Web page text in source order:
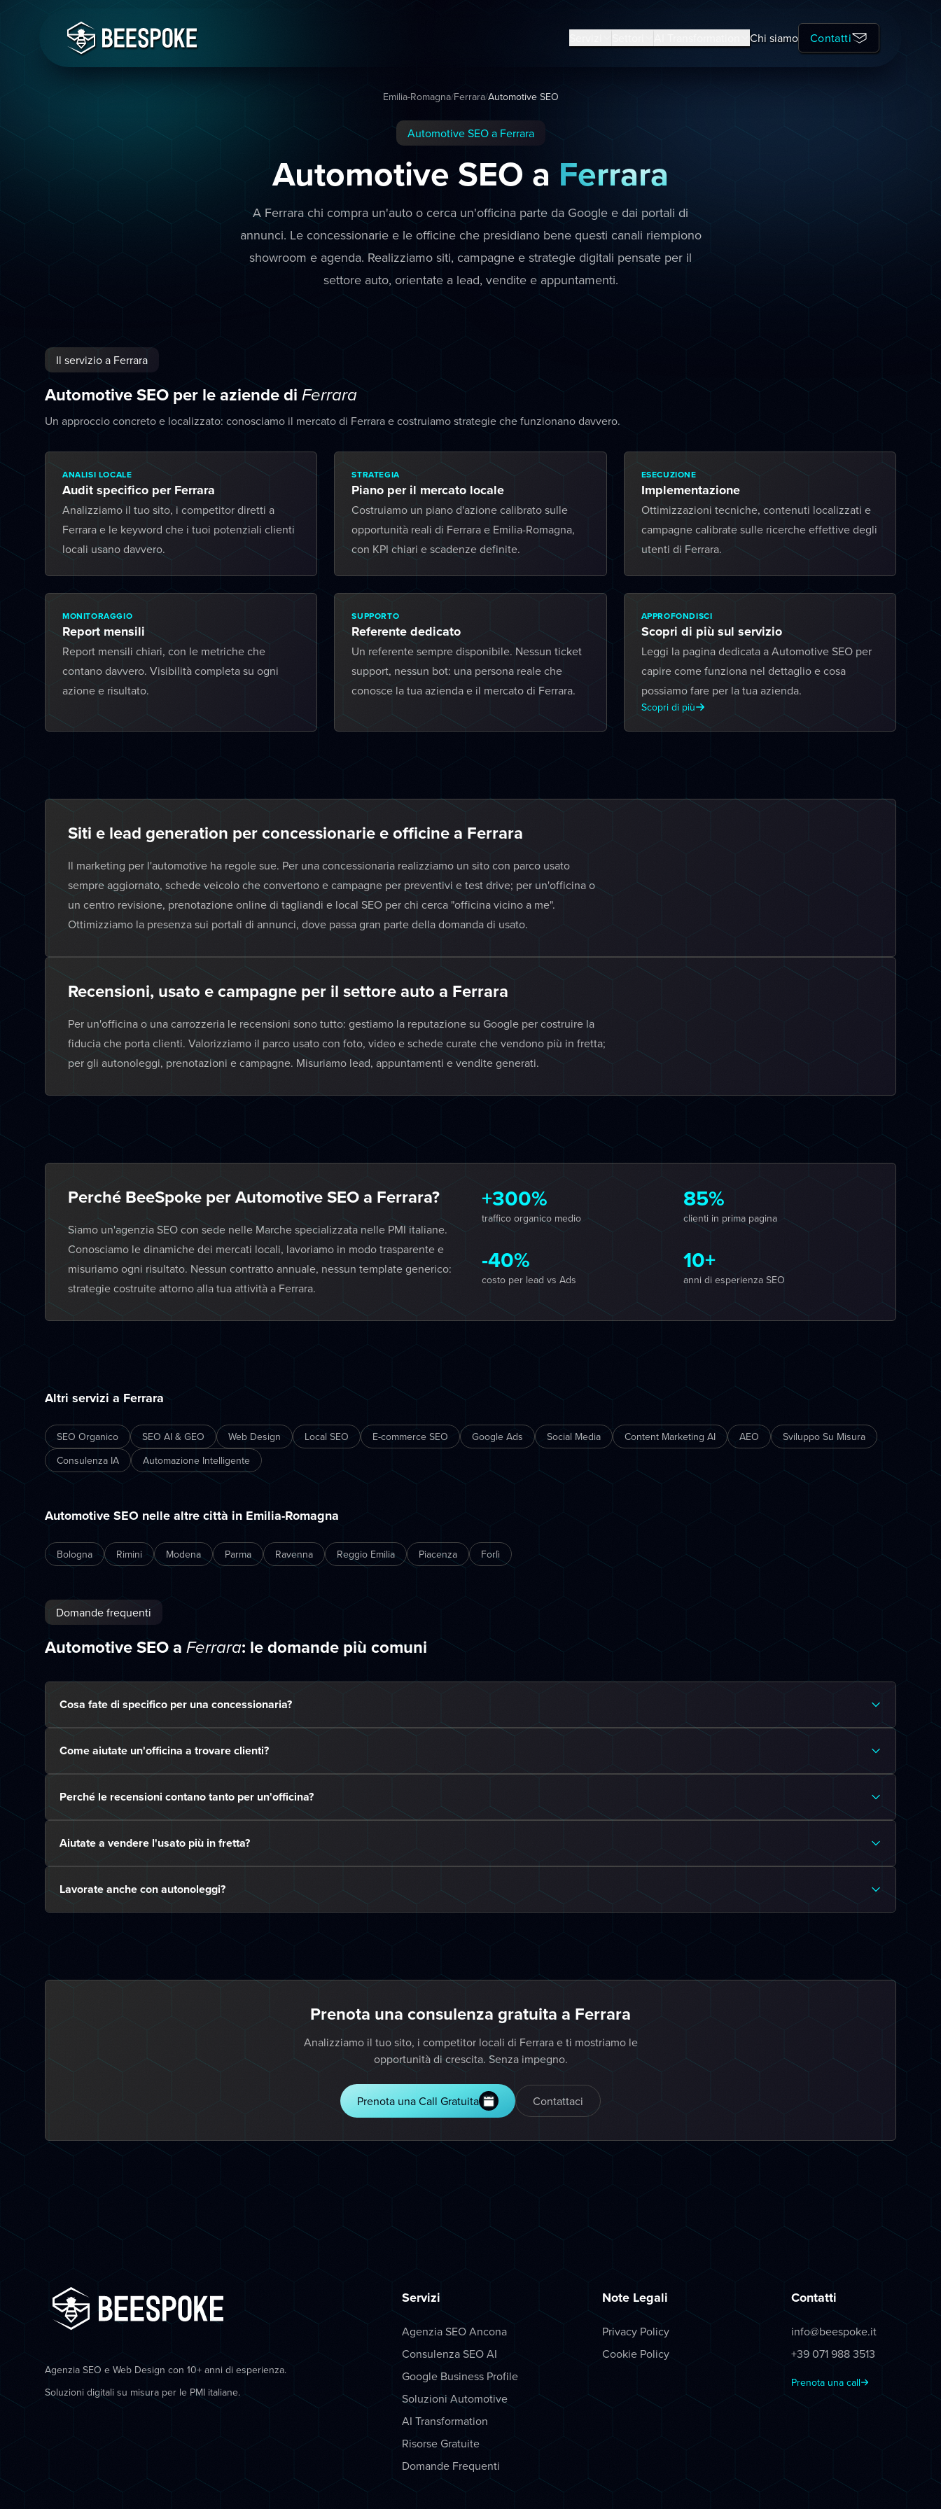
Chi siamo Contatti
Emilia-Romagna/Ferrara/Automotive SEO
Automotive SEO a Ferrara
Automotive SEO a Ferrara
A Ferrara chi compra un'auto o cerca un'officina parte da Google e dai portali di
annunci. Le concessionarie e le officine che presidiano bene questi canali riempiono
showroom e agenda. Realizziamo siti, campagne e strategie digitali pensate per il
settore auto, orientate a lead, vendite e appuntamenti.
Il servizio a Ferrara
Automotive SEO per le aziende di Ferrara
Un approccio concreto e localizzato: conosciamo il mercato di Ferrara e costruiamo strategie che funzionano davvero.
ANALISI LOCALE
Audit specifico per Ferrara
Analizziamo il tuo sito, i competitor diretti a
Ferrara e le keyword che i tuoi potenziali clienti
locali usano davvero.
STRATEGIA
Piano per il mercato locale
Costruiamo un piano d'azione calibrato sulle
opportunità reali di Ferrara e Emilia-Romagna,
con KPI chiari e scadenze definite.
ESECUZIONE
Implementazione
Ottimizzazioni tecniche, contenuti localizzati e
campagne calibrate sulle ricerche effettive degli
utenti di Ferrara.
MONITORAGGIO
Report mensili
Report mensili chiari, con le metriche che
contano davvero. Visibilità completa su ogni
azione e risultato.
SUPPORTO
Referente dedicato
Un referente sempre disponibile. Nessun ticket
support, nessun bot: una persona reale che
conosce la tua azienda e il mercato di Ferrara.
APPROFONDISCI
Scopri di più sul servizio
Leggi la pagina dedicata a Automotive SEO per
capire come funziona nel dettaglio e cosa
possiamo fare per la tua azienda.
Scopri di più
Siti e lead generation per concessionarie e officine a Ferrara
Il marketing per l'automotive ha regole sue. Per una concessionaria realizziamo un sito con parco usato
sempre aggiornato, schede veicolo che convertono e campagne per preventivi e test drive; per un'officina o
un centro revisione, prenotazione online di tagliandi e local SEO per chi cerca "officina vicino a me".
Ottimizziamo la presenza sui portali di annunci, dove passa gran parte della domanda di usato.
Recensioni, usato e campagne per il settore auto a Ferrara
Per un'officina o una carrozzeria le recensioni sono tutto: gestiamo la reputazione su Google per costruire la
fiducia che porta clienti. Valorizziamo il parco usato con foto, video e schede curate che vendono più in fretta;
per gli autonoleggi, prenotazioni e campagne. Misuriamo lead, appuntamenti e vendite generati.
Perché BeeSpoke per Automotive SEO a Ferrara?
Siamo un'agenzia SEO con sede nelle Marche specializzata nelle PMI italiane.
Conosciamo le dinamiche dei mercati locali, lavoriamo in modo trasparente e
misuriamo ogni risultato. Nessun contratto annuale, nessun template generico:
strategie costruite attorno alla tua attività a Ferrara.
+300%
traffico organico medio
85%
clienti in prima pagina
-40%
costo per lead vs Ads
10+
anni di esperienza SEO
Altri servizi a Ferrara
SEO Organico SEO AI & GEO Web Design Local SEO E-commerce SEO Google Ads Social Media Content Marketing AI AEO
Sviluppo Su Misura
Consulenza IA
Automazione Intelligente
Automotive SEO nelle altre città in Emilia-Romagna
Bologna Rimini Modena Parma Ravenna Reggio Emilia Piacenza Forlì
Domande frequenti
Automotive SEO a Ferrara: le domande più comuni
Cosa fate di specifico per una concessionaria?
Come aiutate un'officina a trovare clienti?
Perché le recensioni contano tanto per un'officina?
Aiutate a vendere l'usato più in fretta?
Lavorate anche con autonoleggi?
Prenota una consulenza gratuita a Ferrara
Analizziamo il tuo sito, i competitor locali di Ferrara e ti mostriamo le
opportunità di crescita. Senza impegno.
Prenota una Call Gratuita Contattaci
Agenzia SEO e Web Design con 10+ anni di esperienza.
Soluzioni digitali su misura per le PMI italiane.
Servizi
Agenzia SEO Ancona
Consulenza SEO AI
Google Business Profile
Soluzioni Automotive
AI Transformation
Risorse Gratuite
Domande Frequenti
Note Legali
Privacy Policy
Cookie Policy
Contatti
info@beespoke.it
+39 071 988 3513
Prenota una call